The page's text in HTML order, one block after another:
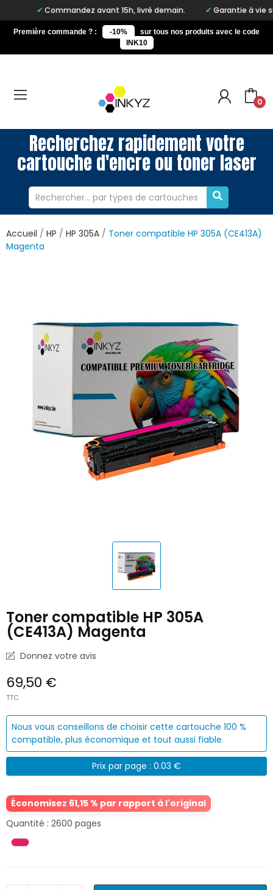
Commandez avant 15h, livré demain. Garantie à vie sur
Première commande ? : -10%
sur tous nos produits avec le code
INK10
0
Recherchez rapidement votre
cartouche d'encre ou toner laser
Accueil HP HP 305A
Toner compatible HP 305A (CE413A)
Magenta
Toner compatible HP 305A
(CE413A) Magenta
Donnez votre avis
69,50 €
TTC
Nous vous conseillons de choisir cette cartouche 100 %
compatible, plus économique et tout aussi fiable.
Prix par page : 0.03 €
Économisez 61,15 % par rapport à l'original
Quantité : 2600 pages